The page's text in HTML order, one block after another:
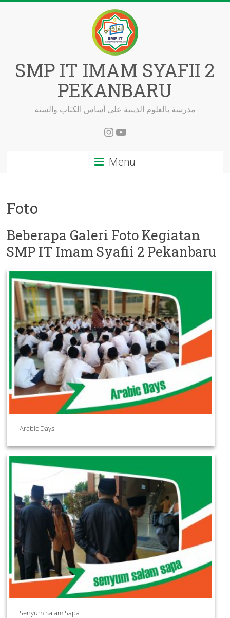
SMP IT IMAM SYAFII 2
PEKANBARU
مدرسة بالعلوم الدينية على أساس الكتاب والسنة
Instagram
YouTube
Menu
Foto
Beberapa Galeri Foto Kegiatan
SMP IT Imam Syafii 2 Pekanbaru
Arabic Days
Senyum Salam Sapa